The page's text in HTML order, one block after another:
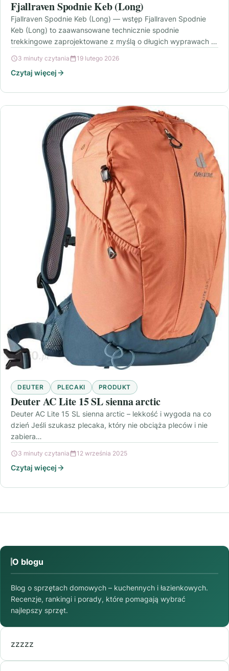
Fjallraven Spodnie Keb (Long)
Fjallraven Spodnie Keb (Long) — wstęp Fjallraven Spodnie
Keb (Long) to zaawansowane technicznie spodnie
trekkingowe zaprojektowane z myślą o długich wyprawach i
3 minuty czytania 19 lutego 2026
Czytaj więcej
DEUTER PLECAKI PRODUKT
Deuter AC Lite 15 SL sienna arctic
Deuter AC Lite 15 SL sienna arctic – lekkość i wygoda na co
dzień Jeśli szukasz plecaka, który nie obciąża pleców i nie
zabiera…
3 minuty czytania 12 września 2025
Czytaj więcej
O blogu
Blog o sprzętach domowych – kuchennych i łazienkowych.
Recenzje, rankingi i porady, które pomagają wybrać
najlepszy sprzęt.
zzzzz